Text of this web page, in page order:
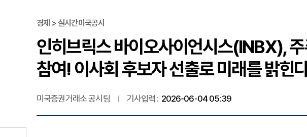
경제 > 실시간미국공시
인히브릭스 바이오사이언시스(INBX),
참여! 이사회 후보자 선출로 미래를 밝힌
미국증권거래소 공시팀 기사입력 : 2026-06-04 05:39